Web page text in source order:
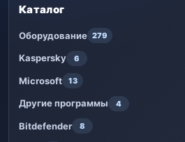
Каталог
Оборудование 279
Kaspersky 6
Microsoft 13
Другие программы 4
Bitdefender 8